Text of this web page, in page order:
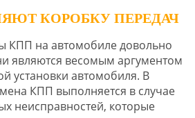
КОРОБКУ ПЕРЕДАЧ
КПП на автомобиле довольно
являются весомым аргументом
установки автомобиля. В
КПП выполняется в случае
неисправностей, которые